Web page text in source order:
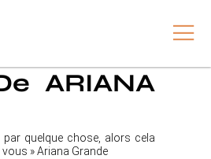
ARIANA
quelque chose, alors cela
» Ariana Grande